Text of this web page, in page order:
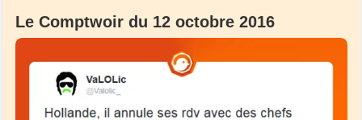
Le Comptwoir du 12 octobre 2016